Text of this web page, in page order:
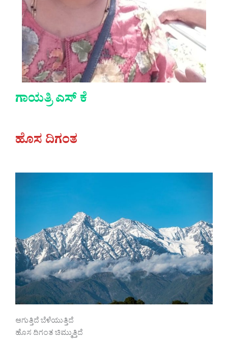
ಗಾಯತ್ರಿ ಎಸ್ ಕೆ
ಹೊಸ ದಿಗಂತ
ಆಗುತ್ತಿದೆ ಬೆಳೆಯುತ್ತಿದೆ
ಹೊಸ ದಿಗಂತ ಚಿಮ್ಮುತ್ತಿದೆ